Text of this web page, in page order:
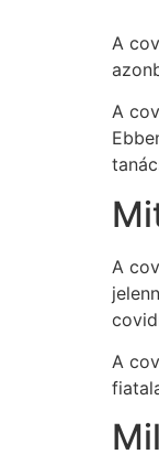
A
A
A
A